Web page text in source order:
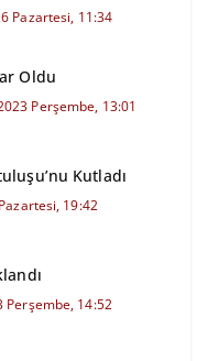
Pazartesi, 11:34
Oldu
Perşembe, 13:01
Kutladı
19:42
Perşembe, 14:52